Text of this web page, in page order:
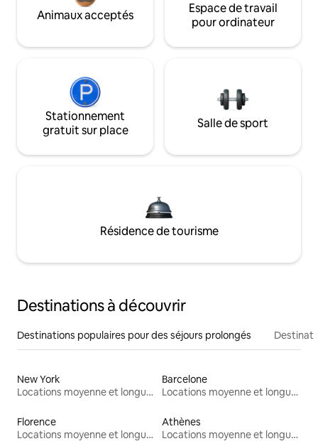
Animaux acceptés
Espace de travail
pour ordinateur
Stationnement
gratuit sur place
Salle de sport
Résidence de tourisme
Destinations à découvrir
Destinations populaires pour des séjours prolongés
New York
Locations moyenne et longue durée
Barcelone
Locations moyenne et longue durée
Florence
Locations moyenne et longue durée
Athènes
Locations moyenne et longue durée